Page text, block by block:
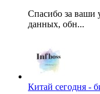
Спасибо за ваши
данных, обн...
Китай сегодня -